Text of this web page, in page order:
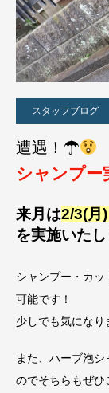
スタッフブログ
遭遇！☂
シャンプ
来月は2/3(月
を実施いたし
シャンプー・カ
可能です！
少しでも気にな
また、ハーブ泡
のでそちらもぜひ